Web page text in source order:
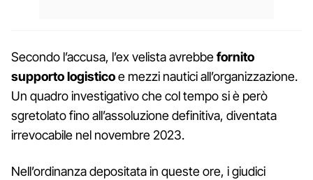
Secondo l’accusa, l’ex velista avrebbefornito
supporto logisticoe mezzi nautici all’organizzazione.
Un quadro investigativo che col tempo si è però
sgretolato fino all’assoluzione definitiva, diventata
irrevocabile nel novembre 2023.
Nell’ordinanza depositata in queste ore, i giudici